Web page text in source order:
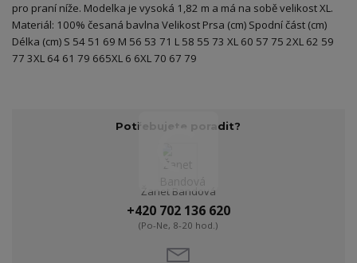
pro praní níže. Modelka je vysoká 1,82 m a má na sobě velikost XL.
Materiál: 100% česaná bavlna Velikost Prsa (cm) Spodní část (cm)
Délka (cm) S 54 51 69 M 56 53 71 L 58 55 73 XL 60 57 75 2XL 62 59
77 3XL 64 61 79 665XL 6 6XL 70 67 79
Potřebujete poradit?
Žanet Bandová
+420 702 136 620
(Po-Ne, 8-20 hod.)